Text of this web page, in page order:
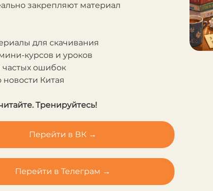
закрепляют материал
для скачивания
курсов и уроков
ошибок
Китая
Тренируйтесь!
Перейти в ВК →
Перейти в Телеграм →